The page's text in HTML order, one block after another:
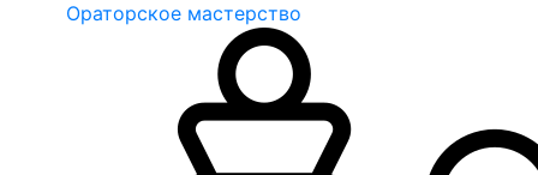
Ораторское мастерство